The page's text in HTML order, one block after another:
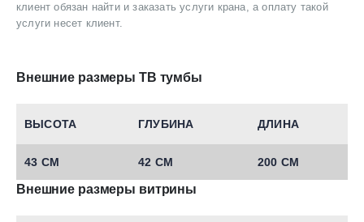
клиент обязан найти и заказать услуги крана, а оплату такой
услуги несет клиент.
Внешние размеры ТВ тумбы
ВЫСОТА ГЛУБИНА ДЛИНА
43 СМ 42 СМ 200 СМ
Внешние размеры витрины